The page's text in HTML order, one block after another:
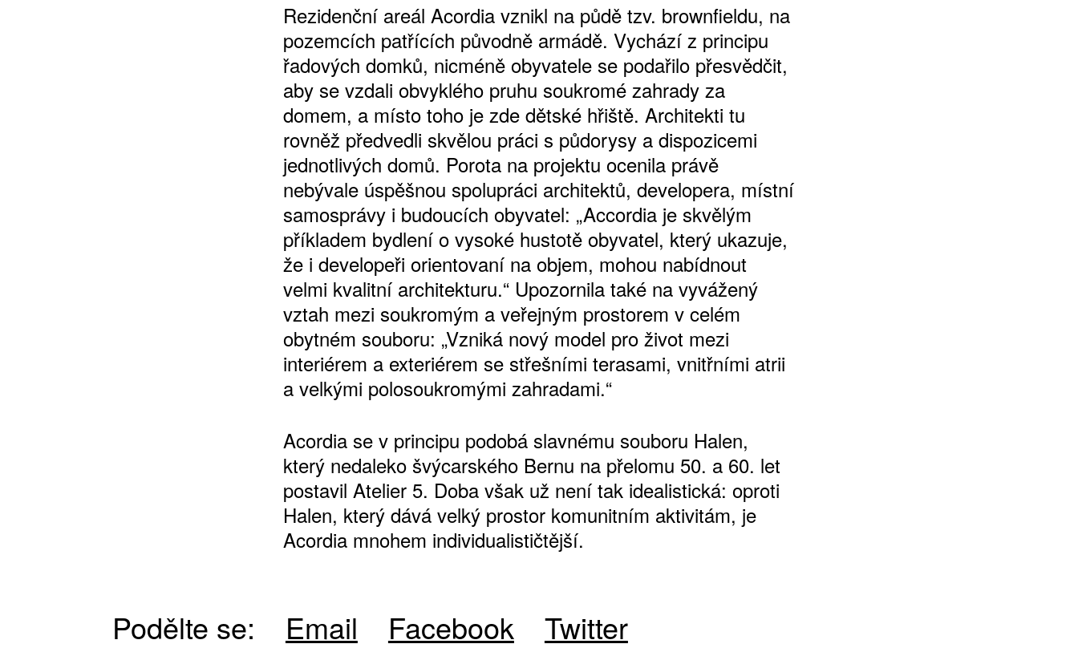
Rezidenční areál Acordia vznikl na půdě tzv. brownfieldu, na
pozemcích patřících původně armádě. Vychází z principu
řadových domků, nicméně obyvatele se podařilo přesvědčit,
aby se vzdali obvyklého pruhu soukromé zahrady za
domem, a místo toho je zde dětské hřiště. Architekti tu
rovněž předvedli skvělou práci s půdorysy a dispozicemi
jednotlivých domů. Porota na projektu ocenila právě
nebývale úspěšnou spolupráci architektů, developera, místní
samosprávy i budoucích obyvatel: „Accordia je skvělým
příkladem bydlení o vysoké hustotě obyvatel, který ukazuje,
že i developeři orientovaní na objem, mohou nabídnout
velmi kvalitní architekturu.“ Upozornila také na vyvážený
vztah mezi soukromým a veřejným prostorem v celém
obytném souboru: „Vzniká nový model pro život mezi
interiérem a exteriérem se střešními terasami, vnitřními atrii
a velkými polosoukromými zahradami.“
Acordia se v principu podobá slavnému souboru Halen,
který nedaleko švýcarského Bernu na přelomu 50. a 60. let
postavil Atelier 5. Doba však už není tak idealistická: oproti
Halen, který dává velký prostor komunitním aktivitám, je
Acordia mnohem individualističtější.
Podělte se: Email Facebook Twitter
ROČNÍ PŘEDPLATNÉ